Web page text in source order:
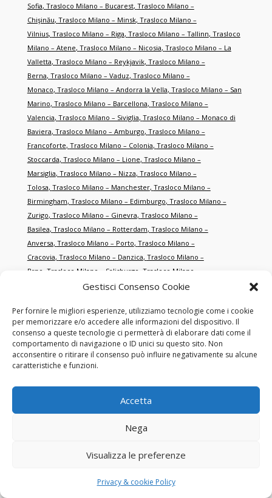
Gestisci Consenso Cookie
Per fornire le migliori esperienze, utilizziamo tecnologie come i cookie
per memorizzare e/o accedere alle informazioni del dispositivo. Il
consenso a queste tecnologie ci permetterà di elaborare dati come il
comportamento di navigazione o ID unici su questo sito. Non
acconsentire o ritirare il consenso può influire negativamente su alcune
caratteristiche e funzioni.
Accetta
Nega
Visualizza le preferenze
Privacy & cookie Policy
Sofia, Trasloco Milano – Bucarest, Trasloco Milano –
Chişinău, Trasloco Milano – Minsk, Trasloco Milano –
Vilnius, Trasloco Milano – Riga, Trasloco Milano – Tallinn, Trasloco
Milano – Atene, Trasloco Milano – Nicosia, Trasloco Milano – La
Valletta, Trasloco Milano – Reykjavik, Trasloco Milano –
Berna, Trasloco Milano – Vaduz, Trasloco Milano –
Monaco, Trasloco Milano – Andorra la Vella, Trasloco Milano – San
Marino, Trasloco Milano – Barcellona, Trasloco Milano –
Valencia, Trasloco Milano – Siviglia, Trasloco Milano – Monaco di
Baviera, Trasloco Milano – Amburgo, Trasloco Milano –
Francoforte, Trasloco Milano – Colonia, Trasloco Milano –
Stoccarda, Trasloco Milano – Lione, Trasloco Milano –
Marsiglia, Trasloco Milano – Nizza, Trasloco Milano –
Tolosa, Trasloco Milano – Manchester, Trasloco Milano –
Birmingham, Trasloco Milano – Edimburgo, Trasloco Milano –
Zurigo, Trasloco Milano – Ginevra, Trasloco Milano –
Basilea, Trasloco Milano – Rotterdam, Trasloco Milano –
Anversa, Trasloco Milano – Porto, Trasloco Milano –
Cracovia, Trasloco Milano – Danzica, Trasloco Milano –
Brno Trasloco Milano – Salisburgo Trasloco Milano –
Trasloco Milano – Salonicco,Trasloco Milano –
Antalya ,Trasloco Milano – Dubai,Trasloco Milano – Abu
Dhabi,Trasloco Milano – Doha,Trasloco Milano –
Singapore,Trasloco Milano – Hong Kong, Trasloco Milano – New
York,Trasloco Milano – Miami,Trasloco Milano – Los
Angeles,Trasloco Milano – Toronto
Trasloco Milano – Tokyo
Trasloco Milano – Chicago
Trasloco Milano – Dallas ,Trasloco Milano –
Trasloco Milano – Orlando,Trasloco Milano –